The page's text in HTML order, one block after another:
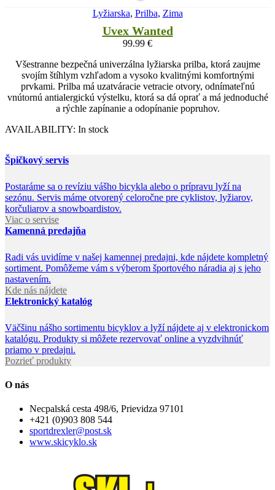
Lyžiarska, Prilba, Zima
Uvex Wanted
99.99 €
Všestranne bezpečná univerzálna lyžiarska prilba, ktorá zaujme
svojím štíhlym vzhľadom a vysoko kvalitnými komfortnými
prvkami. Prilba má uzatváracie vetracie otvory, odnímateľnú
vnútornú antialergickú výstelku, ktorá sa dá oprať a má jednoduché
a rýchle zapínanie a odopínanie popruhov.
AVAILABILITY: In stock
Špičkový servis
Postaráme sa o revíziu vášho bicykla alebo o prípravu lyží na
sezónu. Servis máme otvorený celoročne pre cyklistov, lyžiarov,
korčuliarov a snowboardistov.
Viac o servise
Kamenná predajňa
Radi vás uvidíme v našej kamennej predajni, kde nájdete kompletný
sortiment. Pomôžeme vám s výberom športového náradia aj s jeho
nastavením.
Kde nás nájdete
Elektronický katalóg
Väčšinu nášho sortimentu bicyklov a lyží nájdete aj v elektronickom
katalógu. Produkty si môžete rezervovať online a vyzdvihnúť
priamo v predajni.
Pozrieť produkty
O nás
Necpalská cesta 498/6, Prievidza 97101
+421 (0)903 808 544
sportdrexler@post.sk
www.skicyklo.sk